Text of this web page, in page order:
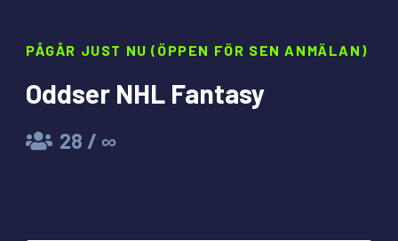
PÅGÅR JUST NU (ÖPPEN FÖR SEN ANMÄLAN)
Oddser NHL Fantasy
28 / ∞